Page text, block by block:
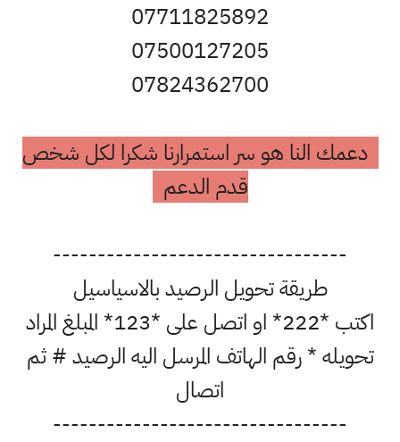
07711825892
07500127205
07824362700
دعمك النا هو سر استمرارنا شكرا لكل شخص
قدم الدعم
---------------------------------
طريقة تحويل الرصيد بالاسياسيل
اكتب *222* او اتصل على *123* المبلغ المراد
تحويله * رقم الهاتف المرسل اليه الرصيد # ثم
اتصال
---------------------------------